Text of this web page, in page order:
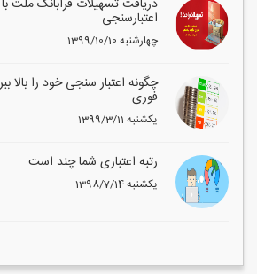
دریافت تسهیلات فرابانک ملت
اعتبارسنجی
1399/10/10 چهارشنبه
چگونه اعتبار سنجی خود را بالا
فوری
1399/3/11 یکشنبه
رتبه اعتباری شما چند است
1398/7/14 یکشنبه